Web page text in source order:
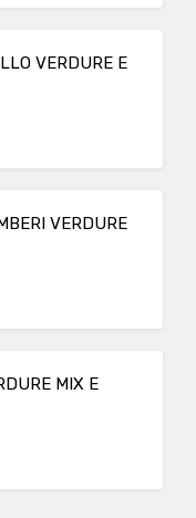
VERDURE E
VERDURE
MIX E